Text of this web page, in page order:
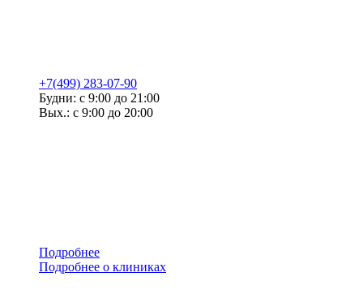
+7(499) 283-07-90
Будни: с 9:00 до 21:00
Вых.: с 9:00 до 20:00
Подробнее
Подробнее о клиниках